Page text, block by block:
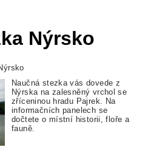
Nýrsko
Naučná stezka vás dovede z
Nýrska na zalesněný vrchol se
zříceninou hradu Pajrek. Na
informačních panelech se
dočtete o místní historii, floře a
fauně.